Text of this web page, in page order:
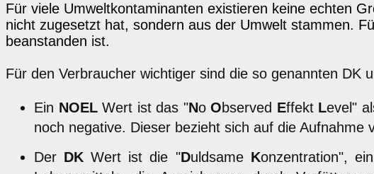
Für viele Umweltkontaminanten existieren keine echten
nicht zugesetzt hat, sondern aus der Umwelt stammen.
beanstanden ist.
Für den Verbraucher wichtiger sind die so genannten DK
Ein NOELWert ist das "NoObserved Effekt Level"
noch negative. Dieser bezieht sich auf die
Der DK Wert ist die "Duldsame Konzentration",